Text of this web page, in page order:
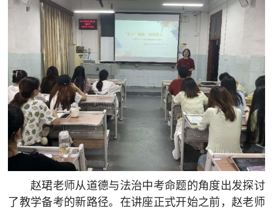
赵珺老师从道德与法治中考命题的角度出发探讨
了教学备考的新路径。在讲座正式开始之前，赵老师